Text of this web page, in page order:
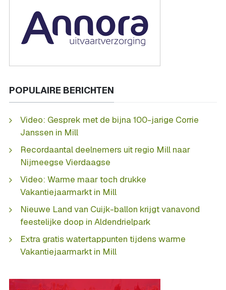
POPULAIRE BERICHTEN
Video: Gesprek met de bijna 100-jarige Corrie
Janssen in Mill
Recordaantal deelnemers uit regio Mill naar
Nijmeegse Vierdaagse
Video: Warme maar toch drukke
Vakantiejaarmarkt in Mill
Nieuwe Land van Cuijk-ballon krijgt vanavond
feestelijke doop in Aldendrielpark
Extra gratis watertappunten tijdens warme
Vakantiejaarmarkt in Mill